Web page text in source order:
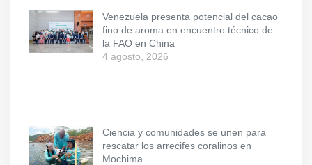
Venezuela presenta potencial del cacao
fino de aroma en encuentro técnico de
la FAO en China
4 agosto, 2026
Ciencia y comunidades se unen para
rescatar los arrecifes coralinos en
Mochima